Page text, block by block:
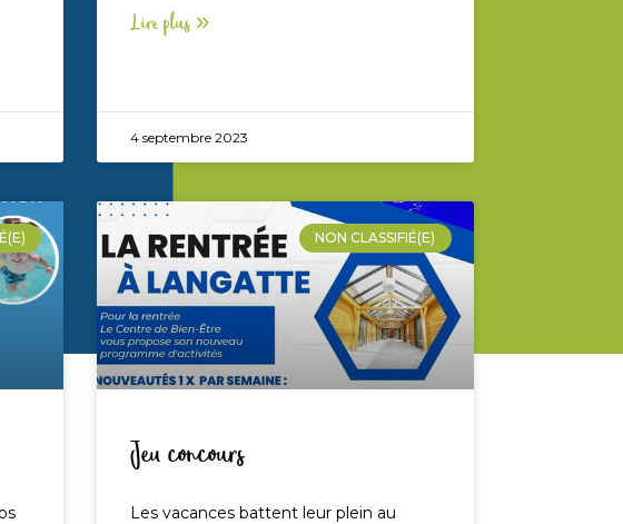
Lire plus »
4 septembre 2023
NON CLASSIFIÉ(E)
Jeu concours
Les vacances battent leur plein au